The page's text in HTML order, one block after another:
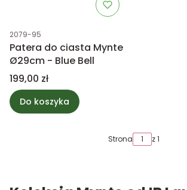
Kod produktu
2079-95
Patera do ciasta Mynte
Ø29cm - Blue Bell
Cena
199,00 zł
Do koszyka
Strona z 1